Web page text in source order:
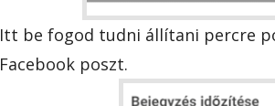
Itt be fogod tudni állítani percre
Facebook poszt.